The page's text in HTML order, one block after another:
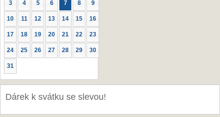
3 4 5 6 7 8 9
10 11 12 13 14 15 16
17 18 19 20 21 22 23
24 25 26 27 28 29 30
31
Dárek k svátku se slevou!